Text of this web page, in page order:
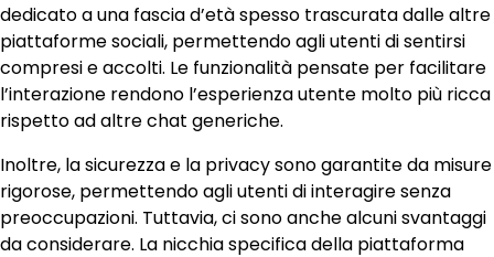
dedicato a una fascia d’età spesso trascurata dalle altre
piattaforme sociali, permettendo agli utenti di sentirsi
compresi e accolti. Le funzionalità pensate per facilitare
l’interazione rendono l’esperienza utente molto più ricca
rispetto ad altre chat generiche.
Inoltre, la sicurezza e la privacy sono garantite da misure
rigorose, permettendo agli utenti di interagire senza
preoccupazioni. Tuttavia, ci sono anche alcuni svantaggi
da considerare. La nicchia specifica della piattaforma